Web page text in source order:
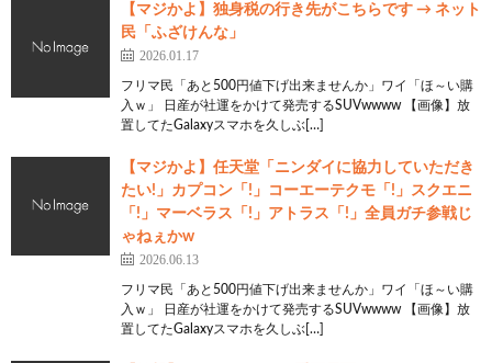
【マジかよ】独身税の行き先がこちらです → ネット
民「ふざけんな」
2026.01.17
フリマ民「あと500円値下げ出来ませんか」ワイ「ほ～い購
入ｗ」 日産が社運をかけて発売するSUVwwww 【画像】放
置してたGalaxyスマホを久しぶ[…]
【マジかよ】任天堂「ニンダイに協力していただき
たい!」カプコン「!」コーエーテクモ「!」スクエニ
「!」マーベラス「!」アトラス「!」全員ガチ参戦じ
ゃねぇかw
2026.06.13
フリマ民「あと500円値下げ出来ませんか」ワイ「ほ～い購
入ｗ」 日産が社運をかけて発売するSUVwwww 【画像】放
置してたGalaxyスマホを久しぶ[…]